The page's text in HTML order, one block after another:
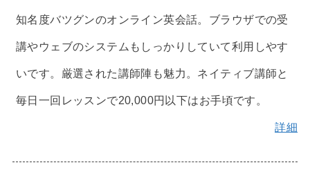
知名度バツグンのオンライン英会話。ブラウザでの受
講やウェブのシステムもしっかりしていて利用しやす
いです。厳選された講師陣も魅力。ネイティブ講師と
毎日一回レッスンで20,000円以下はお手頃です。
詳細